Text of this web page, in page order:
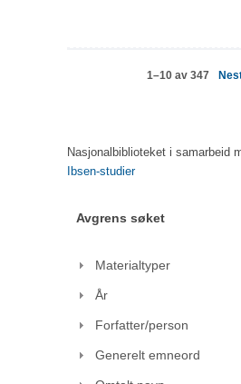
1–10 av 347
Nasjonalbiblioteket i samarbeid
Ibsen-studier
Avgrens søket
Materialtyper
År
Forfatter/person
Generelt emneord